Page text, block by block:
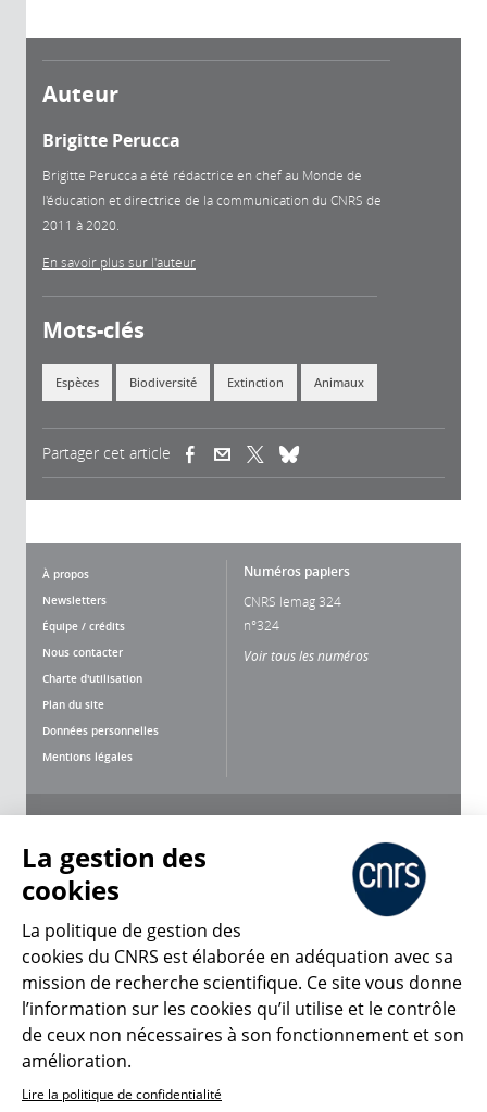
Auteur
Brigitte Perucca
Brigitte Perucca a été rédactrice en chef au Monde de
l'éducation et directrice de la communication du CNRS de
2011 à 2020.
En savoir plus sur l'auteur
Mots-clés
Espèces Biodiversité Extinction Animaux
Partager cet article (link is external)(link is external)
À propos
Newsletters
Équipe / crédits
Nous contacter
Charte d'utilisation
Plan du site
Données personnelles
Mentions légales
Numéros papiers
CNRS lemag 324
n°324
Voir tous les numéros
CNRS Le Mag
© 2026, CNRS
Créer un compte Se connecter
La gestion des
cookies
La politique de gestion des
cookies du CNRS est élaborée en adéquation avec sa
mission de recherche scientifique. Ce site vous donne
l’information sur les cookies qu’il utilise et le contrôle
de ceux non nécessaires à son fonctionnement et son
amélioration.
Lire la politique de confidentialité